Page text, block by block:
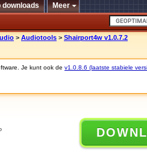
downloads Meer
> Audiotools > Shairport4w v1.0.7.2
Je kunt ook de v1.0.8.6 (laatste stabiele